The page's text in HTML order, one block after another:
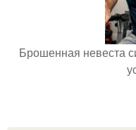
Брошенная невеста